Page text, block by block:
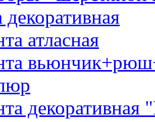
декоративная
атласная
декоративная